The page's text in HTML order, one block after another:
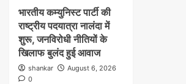
भारतीय कम्युनिस्ट पार्टी की
राष्ट्रीय पदयात्रा नालंदा में
शुरू, जनविरोधी नीतियों के
खिलाफ बुलंद हुई आवाज
shankar
August 6, 2026
0